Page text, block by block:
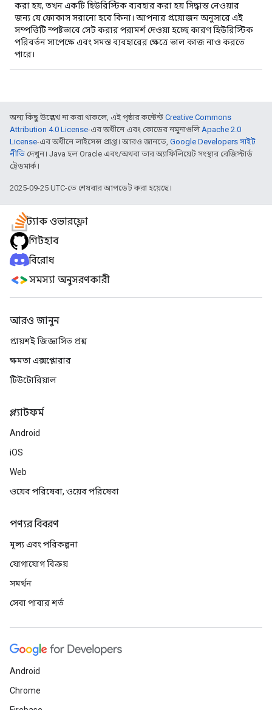
করা হয়, তখন একটি হিউরিস্টিক ব্যবহার করা হয় সিদ্ধান্ত নেওয়ার
জন্য যে ফোকাস সরানো হবে কিনা। আপনার প্রয়োজন অনুসারে এই
সম্পত্তিটি স্পষ্টভাবে সেট করার পরামর্শ দেওয়া হচ্ছে কারণ হিউরিস্টিক
পরিবর্তন সাপেক্ষে এবং সমস্ত ব্যবহারের ক্ষেত্রে ভাল কাজ নাও করতে
পারে।
অন্য কিছু উল্লেখ না করা থাকলে, এই পৃষ্ঠার কন্টেন্ট Creative Commons
Attribution 4.0 License-এর অধীনে এবং কোডের নমুনাগুলিApache 2.0
License-এর অধীনে লাইসেন্স প্রাপ্ত। আরও জানতে, Google Developers সাইট
নীতি দেখুন। Java হল Oracle এবং/অথবা তার অ্যাফিলিয়েট সংস্থার রেজিস্টার্ড
ট্রেডমার্ক।
2025-09-25 UTC-তে শেষবার আপডেট করা হয়েছে।
স্ট্যাক ওভারফ্লো
গিটহাব
বিরোধ
সমস্যা অনুসরণকারী
আরও জানুন
প্রায়শই জিজ্ঞাসিত প্রশ্ন
ক্ষমতা এক্সপ্লোরার
টিউটোরিয়াল
প্ল্যাটফর্ম
Android
iOS
Web
ওয়েব পরিষেবা, ওয়েব পরিষেবা
পণ্যর বিবরণ
মূল্য এবং পরিকল্পনা
যোগাযোগ বিক্রয়
সমর্থন
সেবা পাবার শর্ত
Android
Chrome